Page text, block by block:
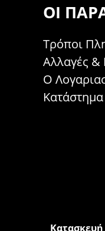
ΟΙ
Τρόποι
Αλλαγές &
Ο
Κατάστημα